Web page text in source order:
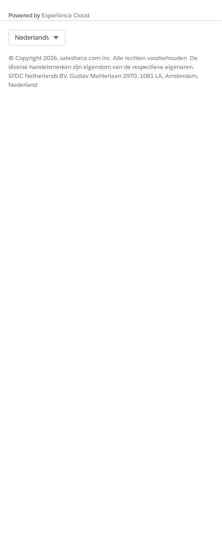
ervan wijzigen.
HEEFT DIT ARTIKEL UW PROBLEEM OPGELOST?
Laat ons weten wat we kunnen doen om te verbeteren!
Powered by Experience Cloud
Nederlands
© Copyright 2026, salesforce.com inc. Alle rechten voorbehouden. De
diverse handelsmerken zijn eigendom van de respectieve eigenaren.
SFDC Netherlands BV, Gustav Mahlerlaan 2970, 1081 LA, Amsterdam,
Nederland